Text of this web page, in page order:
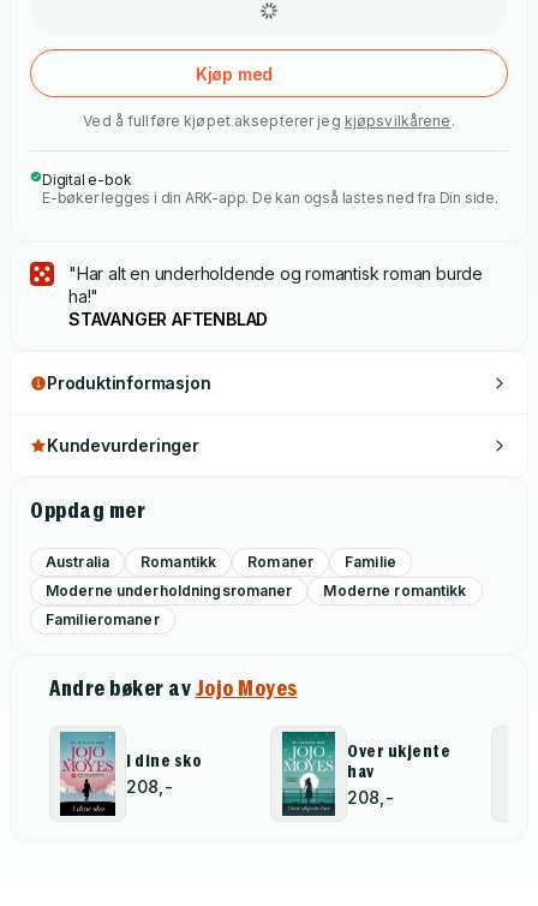
om at hun aldri vil - og heller ikke fortjener - å elske igjen.
gripende historien fra Jojo Moyes, full av kjærlighet og
visdom.
Kjøp med
Ved å fullføre kjøpet aksepterer jeg kjøpsvilkårene .
Digital e-bok
E-bøker legges i din ARK-app. De kan også lastes ned fra Din side.
"Har alt en underholdende og romantisk roman burde
ha!"
STAVANGER AFTENBLAD
Produktinformasjon
Kundevurderinger
Oppdag mer
Australia Romantikk Romaner
Familie
Moderne underholdningsromaner
Moderne romantikk
Familieromaner
Andre bøker avJojo Moyes
I dine sko
208,-
Over ukjente
hav
208,-